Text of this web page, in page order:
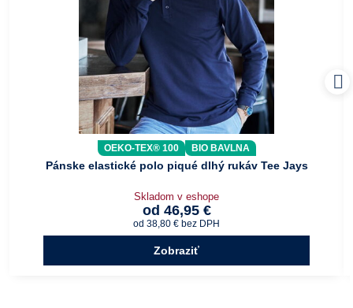
OEKO-TEX® 100 BIO BAVLNA
Pánske elastické polo piqué dlhý rukáv Tee Jays
Skladom v eshope
od 46,95 €
od 38,80 € bez DPH
Zobraziť